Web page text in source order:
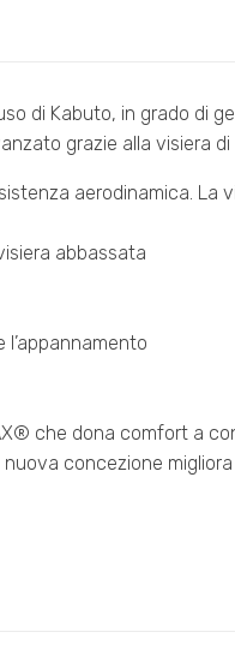
di Kabuto, in grado
grazie alla visiera
aerodinamica. La
abbassata
l’appannamento
che dona comfort a
concezione